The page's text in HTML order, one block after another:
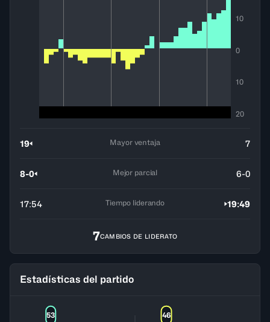
10
0
10
20
19 Mayor ventaja 7
8-0 Mejor parcial 6-0
17:54 Tiempo liderando 19:49
7CAMBIOS DE LIDERATO
Estadísticas del partido
53 46